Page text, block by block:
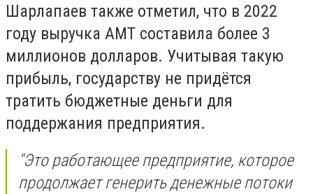
Шарлапаев также отметил, что в 2022
году выручка АМТ составила более 3
миллионов долларов. Учитывая такую
прибыль, государству не придётся
тратить бюджетные деньги для
поддержания предприятия.
"Это работающее предприятие, которое
продолжает генерить денежные потоки